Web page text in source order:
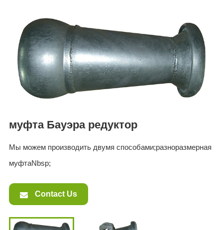
EN
FR
DE
ES
IT
PL
муфта Бауэра редуктор
Мы можем производить двумя способами;разноразмерная
муфтаNbsp;
Contact Us